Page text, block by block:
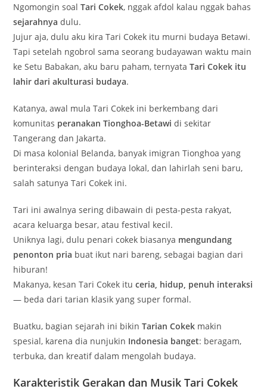
Ngomongin soalTari Cokek, nggak afdol kalau nggak bahas
sejarahnya dulu.
Jujur aja, dulu aku kira Tari Cokek itu murni budaya Betawi.
Tapi setelah ngobrol sama seorang budayawan waktu main
ke Setu Babakan, aku baru paham, ternyataTari Cokek itu
lahir dari akulturasi budaya.
Katanya, awal mula Tari Cokek ini berkembang dari
komunitas peranakan Tionghoa-Betawi di sekitar
Tangerang dan Jakarta.
Di masa kolonial Belanda, banyak imigran Tionghoa yang
berinteraksi dengan budaya lokal, dan lahirlah seni baru,
salah satunya Tari Cokek ini.
Tari ini awalnya sering dibawain di pesta-pesta rakyat,
acara keluarga besar, atau festival kecil.
Uniknya lagi, dulu penari cokek biasanya mengundang
penonton pria buat ikut nari bareng, sebagai bagian dari
hiburan!
Makanya, kesan Tari Cokek ituceria, hidup, penuh interaksi
— beda dari tarian klasik yang super formal.
Buatku, bagian sejarah ini bikinTarian Cokek makin
spesial, karena dia nunjukin Indonesia banget: beragam,
terbuka, dan kreatif dalam mengolah budaya.
Karakteristik Gerakan dan Musik Tari Cokek